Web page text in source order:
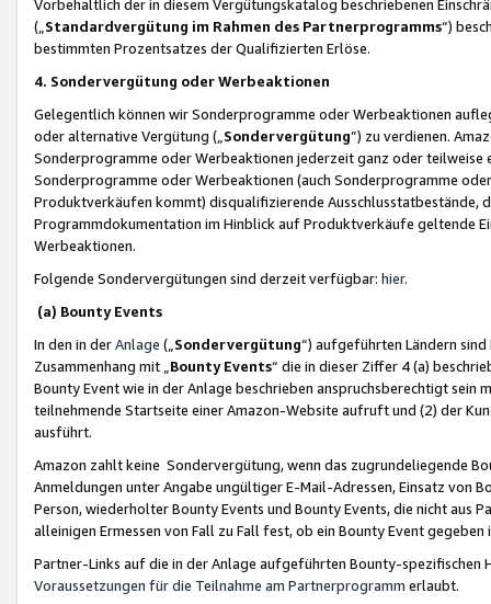
Vorbehaltlich der in diesem Vergütungskatalog beschriebenen
(„ Standardvergütung im Rahmen des Partnerprogramms“)
bestimmten Prozentsatzes der Qualifizierten Erlöse.
4. Sondervergütung oder Werbeaktionen
Gelegentlich können wir Sonderprogramme oder Werbeaktionen
oder alternative Vergütung („ Sondervergütung”) zu verdienen.
Sonderprogramme oder Werbeaktionen jederzeit ganz oder
Sonderprogramme oder Werbeaktionen (auch Sonderprogramme
Produktverkäufen kommt) disqualifizierende Ausschlusstatbestände,
Programmdokumentation im Hinblick auf Produktverkäufe geltende
Werbeaktionen.
Folgende Sondervergütungen sind derzeit verfügbar: hier.
(a) Bounty Events
In den in derAnlage („ Sondervergütung“) aufgeführten Ländern
Zusammenhang mit „ Bounty Events“ die in dieser Ziffer 4 (a)
Bounty Event wie in der Anlage beschrieben anspruchsberechtigt sein
teilnehmende Startseite einer Amazon-Website aufruft und (2) der
ausführt.
Amazon zahlt keine Sondervergütung, wenn das zugrundeliegende
Anmeldungen unter Angabe ungültiger E-Mail-Adressen, Einsatz von
Person, wiederholter Bounty Events und Bounty Events, die nicht
alleinigen Ermessen von Fall zu Fall fest, ob ein Bounty Event
Partner-Links auf die in der Anlage aufgeführten Bounty-spezifischen
Voraussetzungen für die Teilnahme am Partnerprogramm erlaubt.